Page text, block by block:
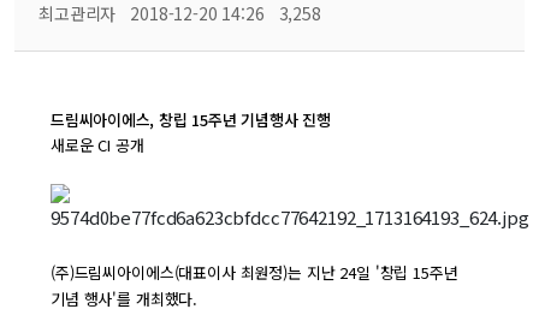
최고관리자
2018-12-20 14:26 3,258
드림씨아이에스, 창립 15주년 기념행사 진행
새로운 CI 공개
(주)드림씨아이에스(대표이사 최원정)는 지난 24일 '창립 15주년
기념 행사'를 개최했다.